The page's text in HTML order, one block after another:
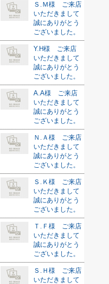
Ｓ.Ｍ様 ご来店
いただきまして
誠にありがとう
ございました。
Y.H様 ご来店
いただきまして
誠にありがとう
ございました。
A.A様 ご来店
いただきまして
誠にありがとう
ございました。
Ｎ.Ａ様 ご来店
いただきまして
誠にありがとう
ございました。
Ｓ.Ｋ様 ご来店
いただきまして
誠にありがとう
ございました。
Ｔ.Ｆ様 ご来店
いただきまして
誠にありがとう
ございました。
Ｓ.Ｈ様 ご来店
いただきまして